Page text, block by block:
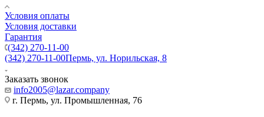
Условия оплаты
Условия доставки
Гарантия
(342) 270-11-00
(342) 270-11-00Пермь, ул. Норильская, 8
Заказать звонок
info2005@lazar.company
г. Пермь, ул. Промышленная, 76